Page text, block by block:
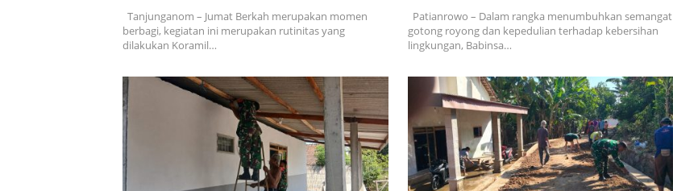
Tanjunganom – Jumat Berkah merupakan momen
berbagi, kegiatan ini merupakan rutinitas yang
dilakukan Koramil…
Patianrowo – Dalam rangka menumbuhkan semangat
gotong royong dan kepedulian terhadap kebersihan
lingkungan, Babinsa…